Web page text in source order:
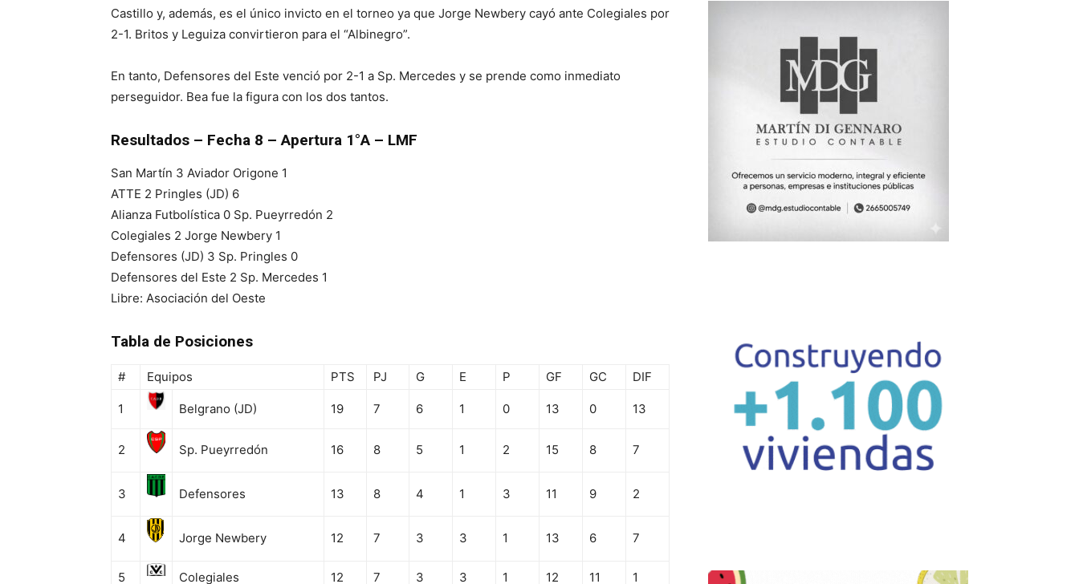
Castillo y, además, es el único invicto en el torneo ya que Jorge Newbery cayó ante Colegiales por
2-1. Britos y Leguiza convirtieron para el “Albinegro”.
En tanto, Defensores del Este venció por 2-1 a Sp. Mercedes y se prende como inmediato
perseguidor. Bea fue la figura con los dos tantos.
Resultados – Fecha 8 – Apertura 1°A – LMF
San Martín 3 Aviador Origone 1
ATTE 2 Pringles (JD) 6
Alianza Futbolística 0 Sp. Pueyrredón 2
Colegiales 2 Jorge Newbery 1
Defensores (JD) 3 Sp. Pringles 0
Defensores del Este 2 Sp. Mercedes 1
Libre: Asociación del Oeste
Tabla de Posiciones
# Equipos PTS PJ G E P GF GC DIF
1 Belgrano (JD) 19 7 6 1 0 13 0 13
2 Sp. Pueyrredón 16 8 5 1 2 15 8 7
3 Defensores 13 8 4 1 3 11 9 2
4 Jorge Newbery 12 7 3 3 1 13 6 7
5 Colegiales 12 7 3 3 1 12 11 1